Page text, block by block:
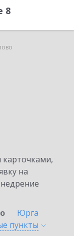
8
на
Юрга
пункты